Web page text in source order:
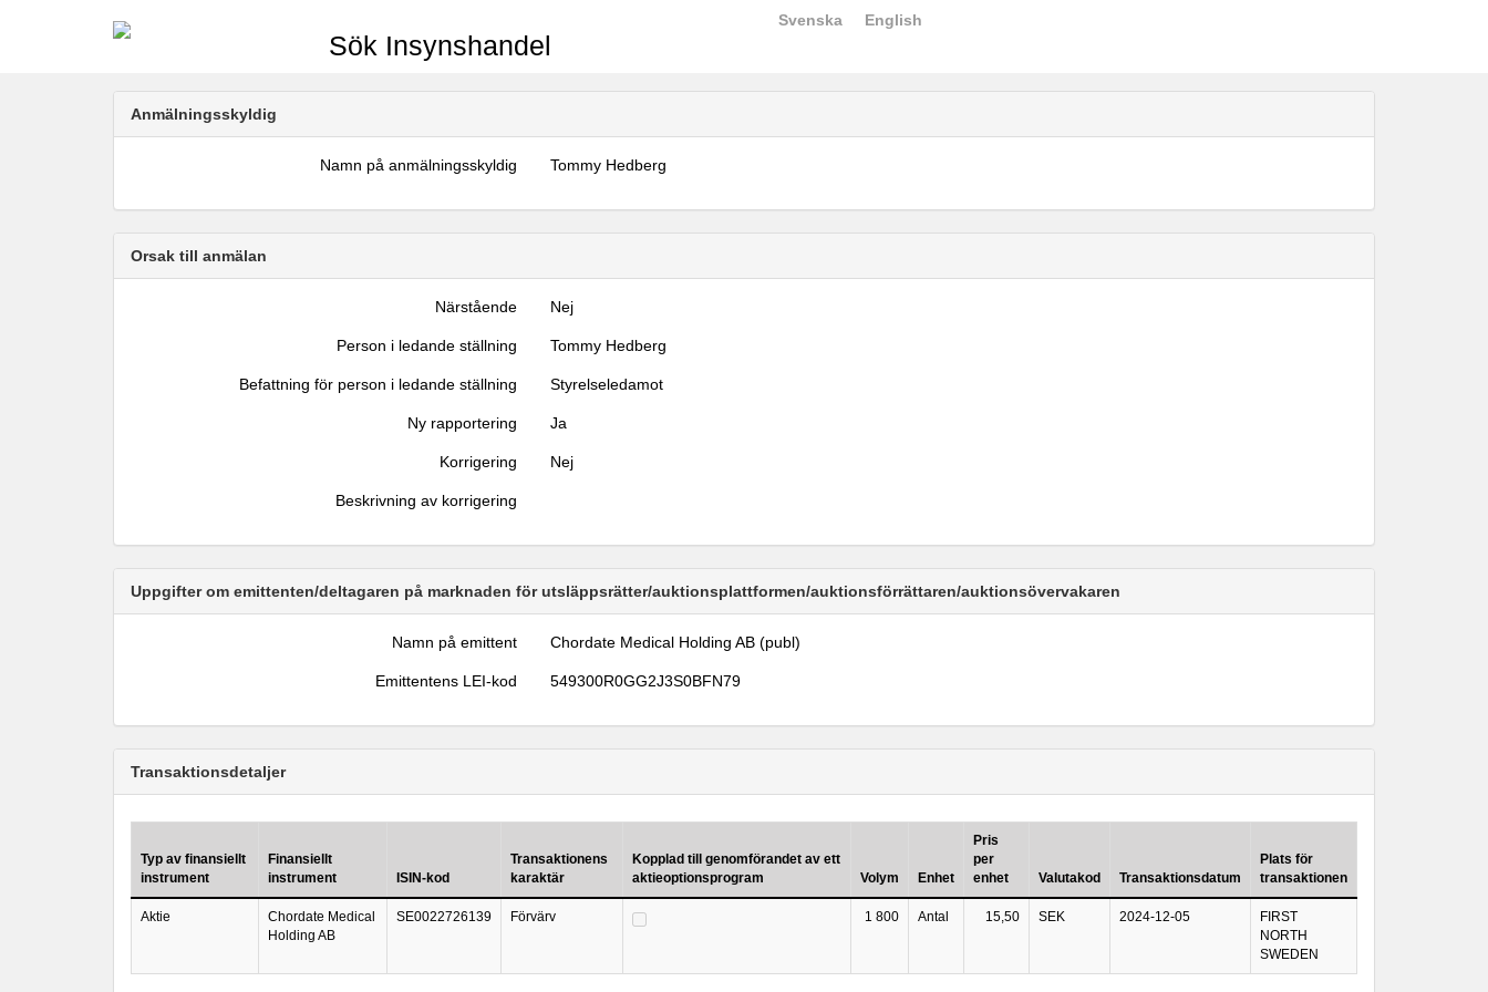
Sök Insynshandel
Svenska English
Anmälningsskyldig
Namn på anmälningsskyldig Tommy Hedberg
Orsak till anmälan
Närstående Nej
Person i ledande ställning Tommy Hedberg
Befattning för person i ledande ställning Styrelseledamot
Ny rapportering Ja
Korrigering Nej
Beskrivning av korrigering
Uppgifter om emittenten/deltagaren på marknaden för utsläppsrätter/auktionsplattformen/auktionsförrättaren/auktionsövervakaren
Namn på emittent Chordate Medical Holding AB (publ)
Emittentens LEI-kod 549300R0GG2J3S0BFN79
Transaktionsdetaljer
Typ av finansiellt
instrument
Finansiellt
instrument
ISIN-kod
Transaktionens
karaktär
Kopplad till genomförandet av ett
aktieoptionsprogram
Volym Enhet
Pris
per
enhet
Valutakod Transaktionsdatum
Plats för
transaktionen
Aktie
Chordate Medical
Holding AB
SE0022726139 Förvärv 1 800 Antal 15,50 SEK 2024-12-05
FIRST
NORTH
SWEDEN